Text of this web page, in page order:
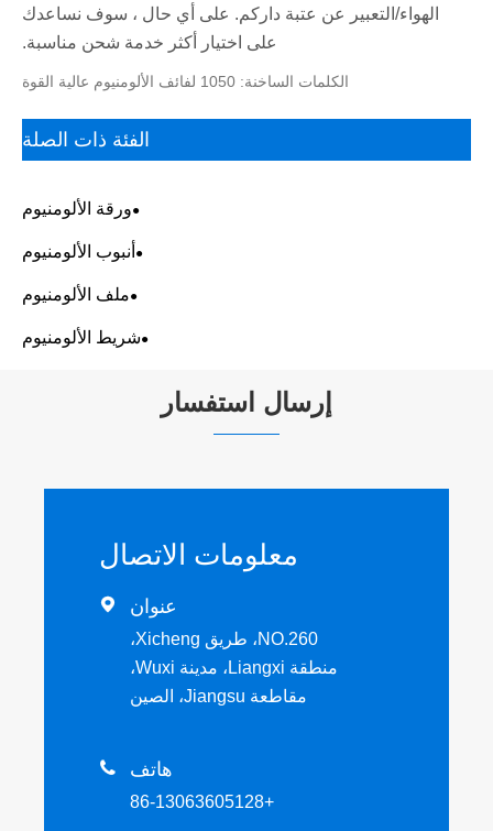
الهواء/التعبير عن عتبة داركم. على أي حال ، سوف نساعدك
على اختيار أكثر خدمة شحن مناسبة.
الكلمات الساخنة: 1050 لفائف الألومنيوم عالية القوة
الفئة ذات الصلة
ورقة الألومنيوم
أنبوب الألومنيوم
ملف الألومنيوم
شريط الألومنيوم
إرسال استفسار
معلومات الاتصال
 عنوان
NO.260، طريق Xicheng،
منطقة Liangxi، مدينة Wuxi،
مقاطعة Jiangsu، الصين
 هاتف
+86-13063605128